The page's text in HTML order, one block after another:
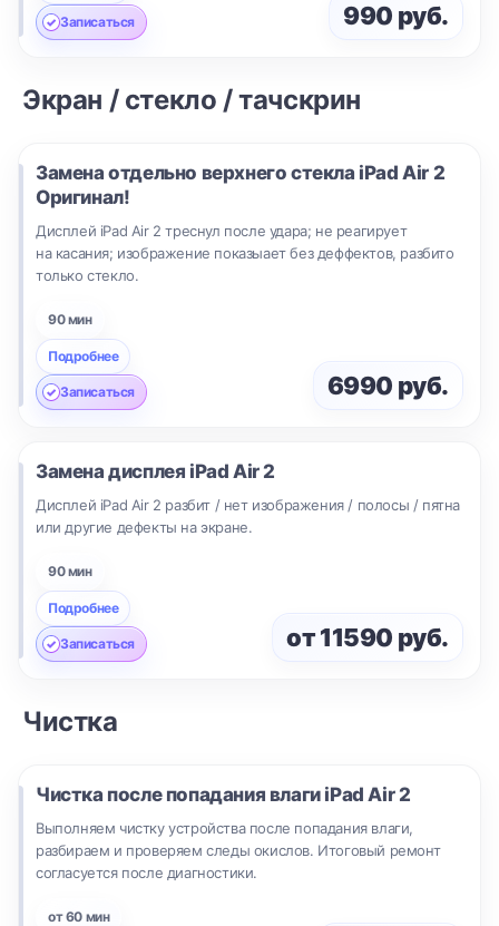
Записаться 990 руб.
Экран / стекло / тачскрин
Замена отдельно верхнего стекла iPad Air 2
Оригинал!
Дисплей iPad Air 2 треснул после удара; не реагирует
на касания; изображение показыает без деффектов, разбито
только стекло.
90 мин
Подробнее
Записаться 6990 руб.
Замена дисплея iPad Air 2
Дисплей iPad Air 2 разбит / нет изображения / полосы / пятна
или другие дефекты на экране.
90 мин
Подробнее
Записаться от 11590 руб.
Чистка
Чистка после попадания влаги iPad Air 2
Выполняем чистку устройства после попадания влаги,
разбираем и проверяем следы окислов. Итоговый ремонт
согласуется после диагностики.
от 60 мин